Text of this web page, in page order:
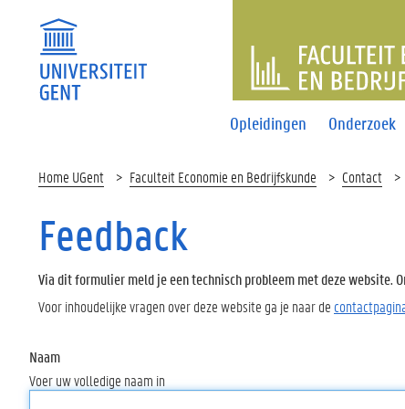
Opleidingen Onderzoek
Home UGent Faculteit Economie en Bedrijfskunde Contact
Feedback
Via dit formulier meld je een technisch probleem met deze website.
Voor inhoudelijke vragen over deze website ga je naar de
Naam
Voer uw volledige naam in